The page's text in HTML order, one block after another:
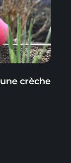
crèche